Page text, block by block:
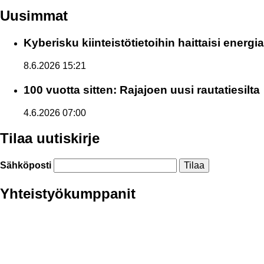
Uusimmat
Kyberisku kiinteistötietoihin haittaisi
8.6.2026 15:21
100 vuotta sitten: Rajajoen uusi rautatiesilta
4.6.2026 07:00
Tilaa uutiskirje
Sähköposti
Yhteistyökumppanit